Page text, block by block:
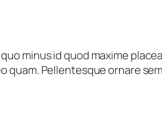
minus id quod maxime
quam. Pellentesque ornare